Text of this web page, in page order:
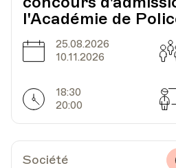
l'Académie de
Date
25.08.2026
10.11.2026
Horarires
18:30
20:00
Société